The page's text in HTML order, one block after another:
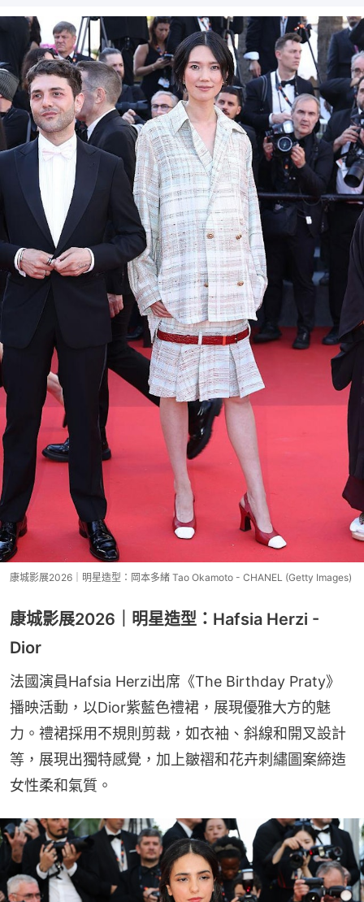
康城影展2026｜明星造型：岡本多緒 Tao Okamoto - CHANEL (Getty Images)
康城影展2026｜明星造型：Hafsia Herzi -
Dior
法國演員Hafsia Herzi出席《The Birthday Praty》
播映活動，以Dior紫藍色禮裙，展現優雅大方的魅
力。禮裙採用不規則剪裁，如衣袖、斜線和開叉設計
等，展現出獨特感覺，加上皺褶和花卉刺繡圖案締造
女性柔和氣質。